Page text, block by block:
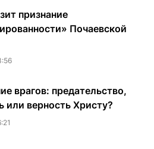
признание
Почаевской
врагов: предательство,
или верность Христу?